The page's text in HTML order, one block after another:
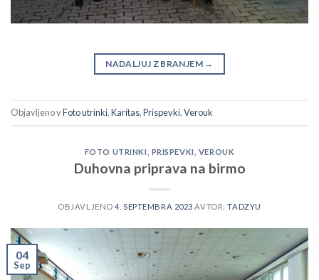
NADALJUJ Z BRANJEM →
Objavljeno vFoto utrinki,Karitas,Prispevki,Verouk
FOTO UTRINKI PRISPEVKI VEROUK
Duhovna priprava na birmo
OBJAVLJENO4. SEPTEMBRA 2023 AVTOR:TADZYU
04
Sep